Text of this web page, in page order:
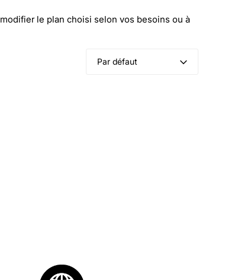
modifier le plan choisi selon vos besoins ou à
Par défaut